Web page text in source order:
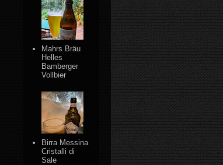
Mahrs Bräu
Helles
Bamberger
Vollbier
Birra Messina
Cristalli di
Sale